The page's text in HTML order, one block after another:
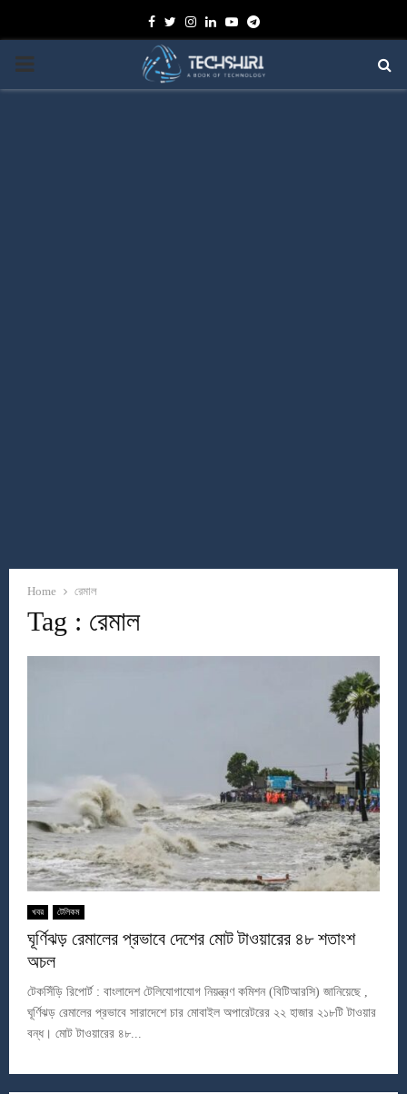
Facebook
TwitterInstagram
Linkedin
YoutubeTelegram
PRIMARY
Home রেমাল
Tag : রেমাল
খবর টেলিকম
ঘূর্ণিঝড় রেমালের প্রভাবে দেশের মোট টাওয়ারের ৪৮ শতাংশ
অচল
টেকসিঁড়ি রিপোর্ট : বাংলাদেশ টেলিযোগাযোগ নিয়ন্ত্রণ কমিশন (বিটিআরসি) জানিয়েছে ,
ঘূর্ণিঝড় রেমালের প্রভাবে সারাদেশে চার মোবাইল অপারেটরের ২২ হাজার ২১৮টি টাওয়ার
বন্ধ। মোট টাওয়ারের ৪৮...